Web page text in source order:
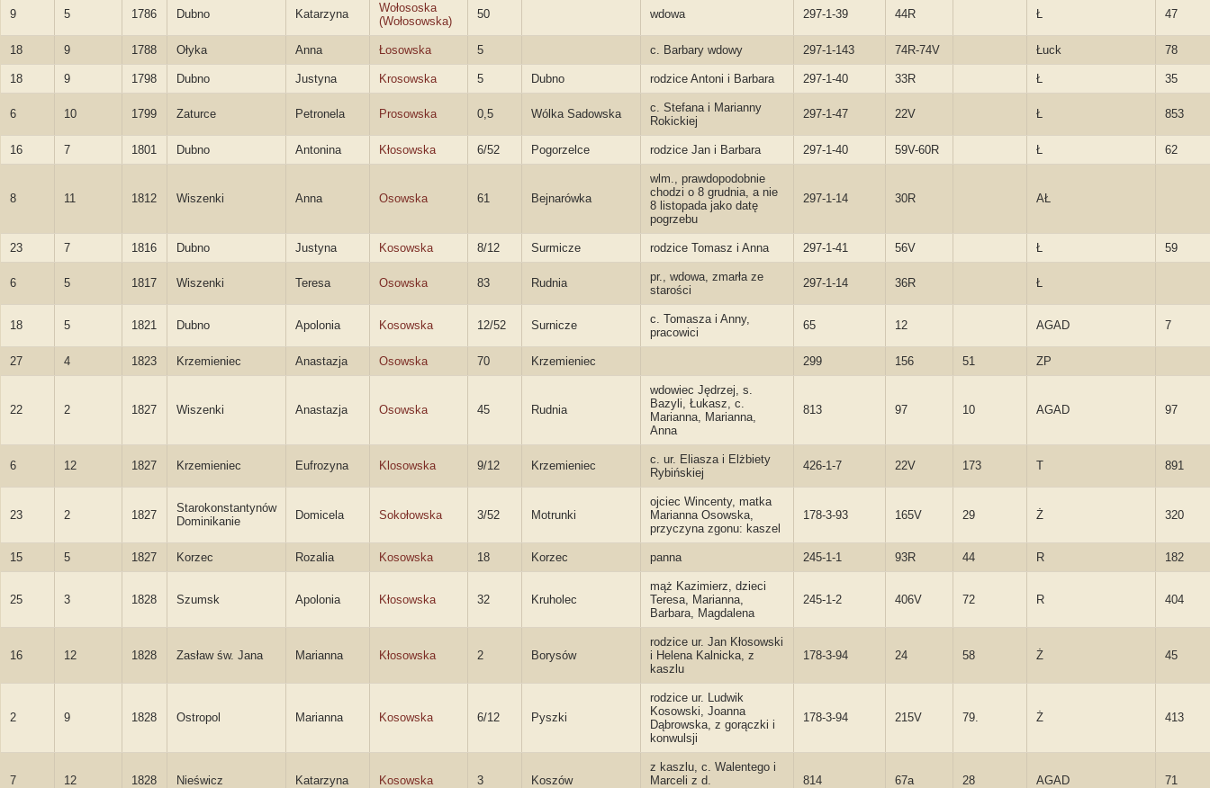
9 5 1786 Dubno Katarzyna
Wołososka
(Wołosowska)
50 wdowa 297-1-39 44R Ł 47
18 9 1788 Ołyka Anna Łosowska 5 c. Barbary wdowy 297-1-143 74R-74V Łuck 78
18 9 1798 Dubno Justyna Krosowska 5 Dubno rodzice Antoni i Barbara 297-1-40 33R Ł 35
6 10 1799 Zaturce Petronela Prosowska 0,5 Wólka Sadowska
c. Stefana i Marianny
Rokickiej
297-1-47 22V Ł 853
16 7 1801 Dubno Antonina Kłosowska 6/52 Pogorzelce rodzice Jan i Barbara 297-1-40 59V-60R Ł 62
8 11 1812 Wiszenki Anna Osowska 61 Bejnarówka
wlm., prawdopodobnie
chodzi o 8 grudnia, a nie
8 listopada jako datę
pogrzebu
297-1-14 30R AŁ
23 7 1816 Dubno Justyna Kosowska 8/12 Surmicze rodzice Tomasz i Anna 297-1-41 56V Ł 59
6 5 1817 Wiszenki Teresa Osowska 83 Rudnia
pr., wdowa, zmarła ze
starości
297-1-14 36R Ł
18 5 1821 Dubno Apolonia Kosowska 12/52 Surnicze
c. Tomasza i Anny,
pracowici
65 12 AGAD 7
27 4 1823 Krzemieniec Anastazja Osowska 70 Krzemieniec 299 156 51 ZP
22 2 1827 Wiszenki Anastazja Osowska 45 Rudnia
wdowiec Jędrzej, s.
Bazyli, Łukasz, c.
Marianna, Marianna,
Anna
813 97 10 AGAD 97
6 12 1827 Krzemieniec Eufrozyna Klosowska 9/12 Krzemieniec
c. ur. Eliasza i Elżbiety
Rybińskiej
426-1-7 22V 173 T 891
23 2 1827
Starokonstantynów
Dominikanie
Domicela Sokołowska 3/52 Motrunki
ojciec Wincenty, matka
Marianna Osowska,
przyczyna zgonu: kaszel
178-3-93 165V 29 Ż 320
15 5 1827 Korzec Rozalia Kosowska 18 Korzec panna 245-1-1 93R 44 R 182
25 3 1828 Szumsk Apolonia Kłosowska 32 Kruholec
mąż Kazimierz, dzieci
Teresa, Marianna,
Barbara, Magdalena
245-1-2 406V 72 R 404
16 12 1828 Zasław św. Jana Marianna Kłosowska 2 Borysów
rodzice ur. Jan Kłosowski
i Helena Kalnicka, z
kaszlu
178-3-94 24 58 Ż 45
2 9 1828 Ostropol Marianna Kosowska 6/12 Pyszki
rodzice ur. Ludwik
Kosowski, Joanna
Dąbrowska, z gorączki i
konwulsji
178-3-94 215V 79. Ż 413
7 12 1828 Nieświcz Katarzyna Kosowska 3 Koszów
z kaszlu, c. Walentego i
Marceli z d.
814 67a 28 AGAD 71